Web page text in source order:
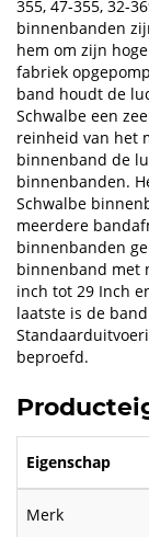
355, 47-355, 32-
binnenbanden
hem om zijn
fabriek
band houdt de
Schwalbe een
reinheid van het
binnenband de
binnenbanden.
Schwalbe
meerdere
binnenbanden
binnenband met
inch tot 29 Inch
laatste is de
beproefd.
Eigenschap
Merk